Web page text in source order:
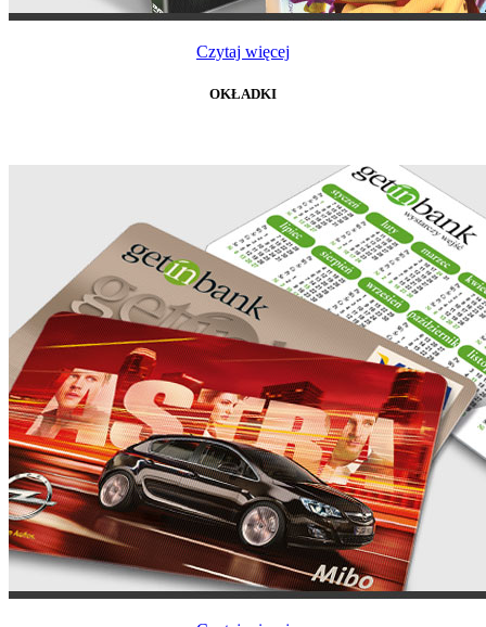
Czytaj więcej
OKŁADKI